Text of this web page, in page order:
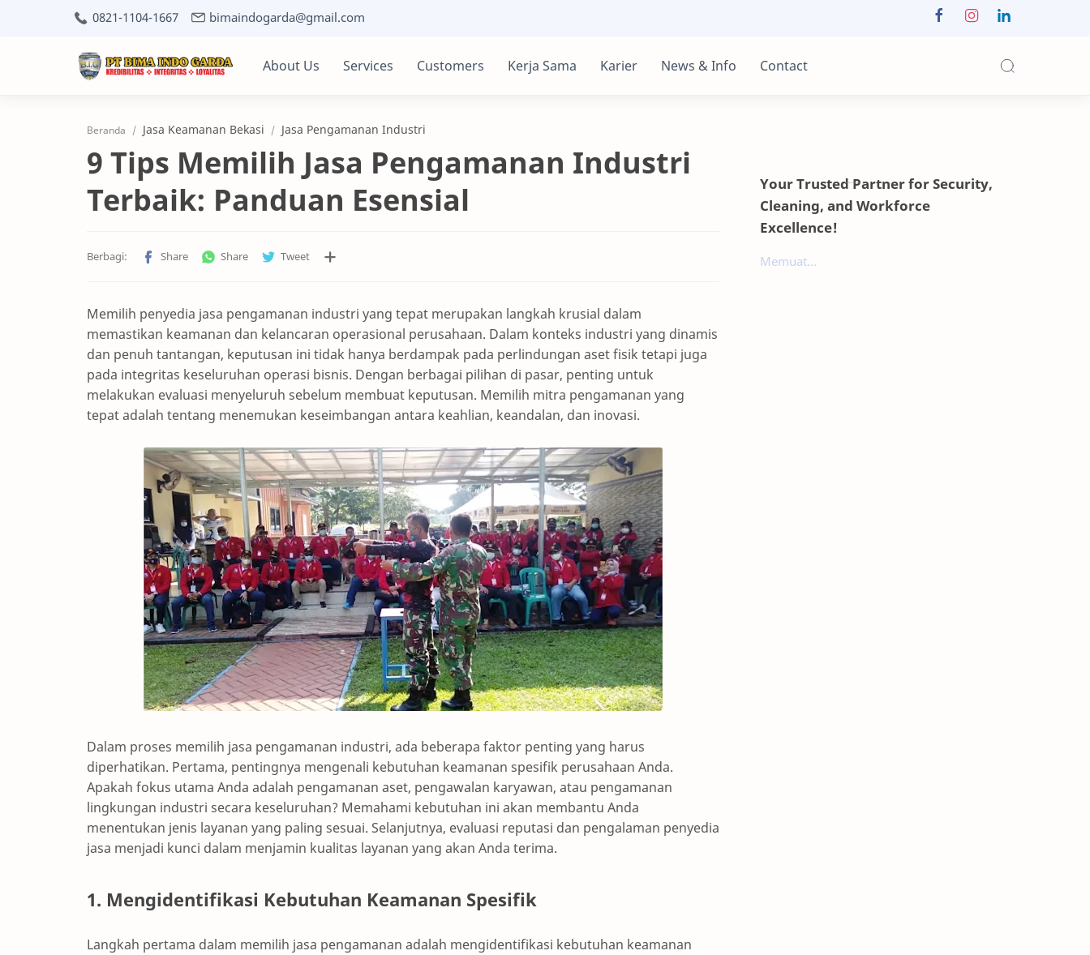
0821-1104-1667 bimaindogarda@gmail.com
About Us Services Customers Kerja Sama Karier News & Info Contact
Beranda Jasa Keamanan Bekasi Jasa Pengamanan Industri
9 Tips Memilih Jasa Pengamanan Industri
Terbaik: Panduan Esensial
Memilih penyedia jasa pengamanan industri yang tepat merupakan langkah krusial dalam
memastikan keamanan dan kelancaran operasional perusahaan. Dalam konteks industri yang dinamis
dan penuh tantangan, keputusan ini tidak hanya berdampak pada perlindungan aset fisik tetapi juga
pada integritas keseluruhan operasi bisnis. Dengan berbagai pilihan di pasar, penting untuk
melakukan evaluasi menyeluruh sebelum membuat keputusan. Memilih mitra pengamanan yang
tepat adalah tentang menemukan keseimbangan antara keahlian, keandalan, dan inovasi.
Dalam proses memilih jasa pengamanan industri, ada beberapa faktor penting yang harus
diperhatikan. Pertama, pentingnya mengenali kebutuhan keamanan spesifik perusahaan Anda.
Apakah fokus utama Anda adalah pengamanan aset, pengawalan karyawan, atau pengamanan
lingkungan industri secara keseluruhan? Memahami kebutuhan ini akan membantu Anda
menentukan jenis layanan yang paling sesuai. Selanjutnya, evaluasi reputasi dan pengalaman penyedia
jasa menjadi kunci dalam menjamin kualitas layanan yang akan Anda terima.
1. Mengidentifikasi Kebutuhan Keamanan Spesifik
Langkah pertama dalam memilih jasa pengamanan adalah mengidentifikasi kebutuhan keamanan
Your Trusted Partner for Security,
Cleaning, and Workforce
Excellence!
Memuat...